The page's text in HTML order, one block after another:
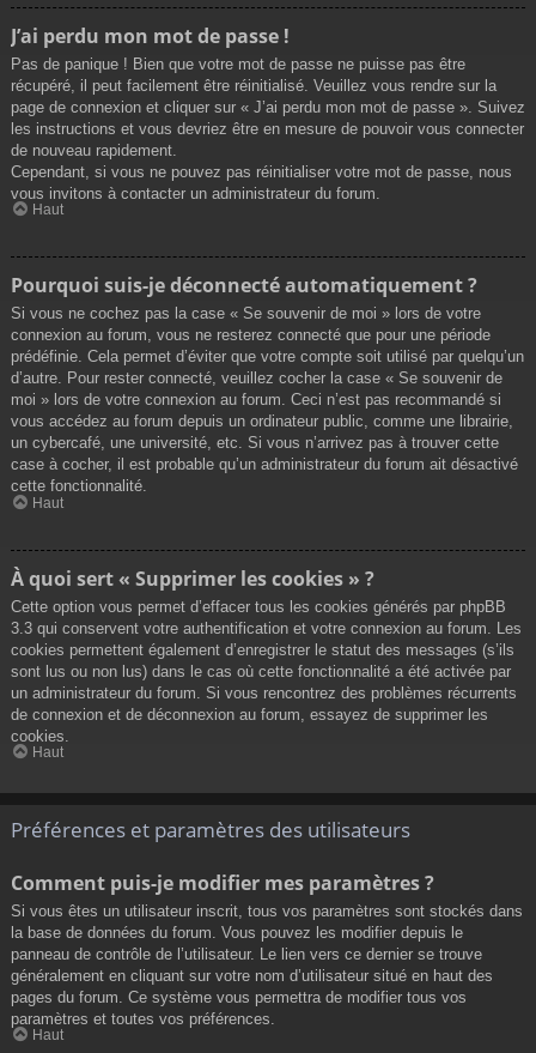
J’ai perdu mon mot de passe !
Pas de panique ! Bien que votre mot de passe ne puisse pas être
récupéré, il peut facilement être réinitialisé. Veuillez vous rendre sur la
page de connexion et cliquer sur « J’ai perdu mon mot de passe ». Suivez
les instructions et vous devriez être en mesure de pouvoir vous connecter
de nouveau rapidement.
Cependant, si vous ne pouvez pas réinitialiser votre mot de passe, nous
vous invitons à contacter un administrateur du forum.
Haut
Pourquoi suis-je déconnecté automatiquement ?
Si vous ne cochez pas la case « Se souvenir de moi » lors de votre
connexion au forum, vous ne resterez connecté que pour une période
prédéfinie. Cela permet d’éviter que votre compte soit utilisé par quelqu’un
d’autre. Pour rester connecté, veuillez cocher la case « Se souvenir de
moi » lors de votre connexion au forum. Ceci n’est pas recommandé si
vous accédez au forum depuis un ordinateur public, comme une librairie,
un cybercafé, une université, etc. Si vous n’arrivez pas à trouver cette
case à cocher, il est probable qu’un administrateur du forum ait désactivé
cette fonctionnalité.
Haut
À quoi sert « Supprimer les cookies » ?
Cette option vous permet d’effacer tous les cookies générés par phpBB
3.3 qui conservent votre authentification et votre connexion au forum. Les
cookies permettent également d’enregistrer le statut des messages (s’ils
sont lus ou non lus) dans le cas où cette fonctionnalité a été activée par
un administrateur du forum. Si vous rencontrez des problèmes récurrents
de connexion et de déconnexion au forum, essayez de supprimer les
cookies.
Haut
Préférences et paramètres des utilisateurs
Comment puis-je modifier mes paramètres ?
Si vous êtes un utilisateur inscrit, tous vos paramètres sont stockés dans
la base de données du forum. Vous pouvez les modifier depuis le
panneau de contrôle de l’utilisateur. Le lien vers ce dernier se trouve
généralement en cliquant sur votre nom d’utilisateur situé en haut des
pages du forum. Ce système vous permettra de modifier tous vos
paramètres et toutes vos préférences.
Haut